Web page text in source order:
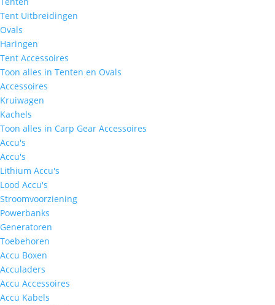
Tent Uitbreidingen
Ovals
Haringen
Tent Accessoires
Toon alles in Tenten en Ovals
Accessoires
Kruiwagen
Kachels
Toon alles in Carp Gear Accessoires
Accu's
Accu's
Lithium Accu's
Lood Accu's
Stroomvoorziening
Powerbanks
Generatoren
Toebehoren
Accu Boxen
Acculaders
Accu Accessoires
Accu Kabels